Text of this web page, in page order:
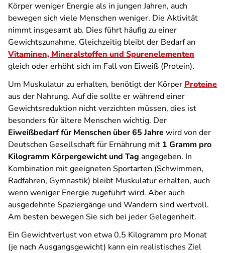
Körper weniger Energie als in jungen Jahren, auch
bewegen sich viele Menschen weniger. Die Aktivität
nimmt insgesamt ab. Dies führt häufig zu einer
Gewichtszunahme. Gleichzeitig bleibt der Bedarf an
Vitaminen, Mineralstoffen und Spurenelementen
gleich oder erhöht sich im Fall von Eiweiß (Protein).
Um Muskulatur zu erhalten, benötigt der Körper Proteine
aus der Nahrung. Auf die sollte er während einer
Gewichtsreduktion nicht verzichten müssen, dies ist
besonders für ältere Menschen wichtig. Der
Eiweißbedarf für Menschen über 65 Jahre wird von der
Deutschen Gesellschaft für Ernährung mit 1 Gramm pro
Kilogramm Körpergewicht und Tag angegeben. In
Kombination mit geeigneten Sportarten (Schwimmen,
Radfahren, Gymnastik) bleibt Muskulatur erhalten, auch
wenn weniger Energie zugeführt wird. Aber auch
ausgedehnte Spaziergänge und Wandern sind wertvoll.
Am besten bewegen Sie sich bei jeder Gelegenheit.
Ein Gewichtverlust von etwa 0,5 Kilogramm pro Monat
(je nach Ausgangsgewicht) kann ein realistisches Ziel